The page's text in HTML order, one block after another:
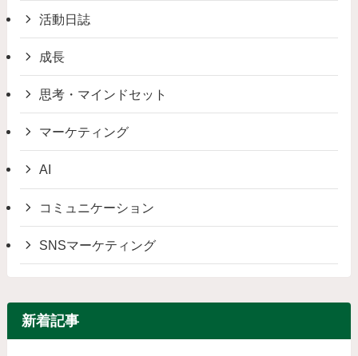
活動日誌
成長
思考・マインドセット
マーケティング
AI
コミュニケーション
SNSマーケティング
新着記事